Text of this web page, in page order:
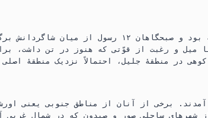
t
s
A
g
r
عیسی تمام شب را به دعا پرداخته بود و صبحگاهان ۱۲ رسول
میل و رغبت از قوّتی که هنوز در تن داشت،‏
در منطقهٔ جلیل،‏ احتمالاً نزدیک منطقهٔ اصلی
برخی از آنان از مناطق جنوبی یعنی
شهرهای ساحلی صور و صیدون که در شمال غربی